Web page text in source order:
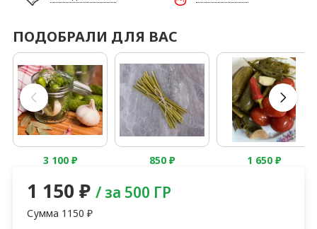
ПОДОБРАЛИ ДЛЯ ВАС
3 100₽ 850₽ 1 650₽
1 150 ₽ / за 500 ГР
Сумма 1150 ₽